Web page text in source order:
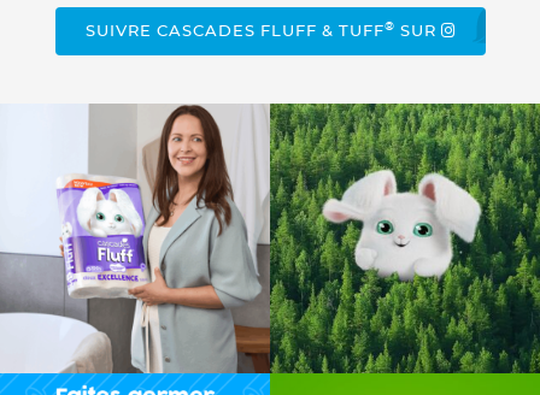
SUIVRE CASCADES FLUFF & TUFF® SUR